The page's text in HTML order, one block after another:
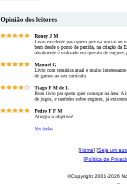
Opinião dos leitores
Roney J M
Livro excelente para quem precisa iniciar
bem desde o ponto de partida, na criação da
atualmente é realizado em quesito de
Manuel G
Livro com temática atual e muito
de games ao seu currículo.
Tiago F M de L
Bom livro pra quem quer começar na área. A
de jogos, e também sobre engines, já
Pedro F F M
Atingiu o objetivo!
Ver todas
[Home] [Seja um
[Política de
©Copyright 2001-2026